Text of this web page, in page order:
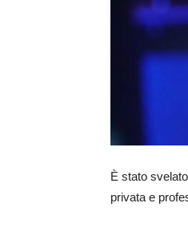
È stato
privata e